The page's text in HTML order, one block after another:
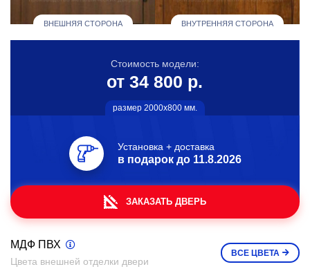
ВНЕШНЯЯ СТОРОНА ВНУТРЕННЯЯ СТОРОНА
Стоимость модели:
от 34 800 р.
размер 2000х800 мм.
Установка + доставка
в подарок до 11.8.2026
ЗАКАЗАТЬ ДВЕРЬ
МДФ ПВХ
Цвета внешней отделки двери
ВСЕ ЦВЕТА